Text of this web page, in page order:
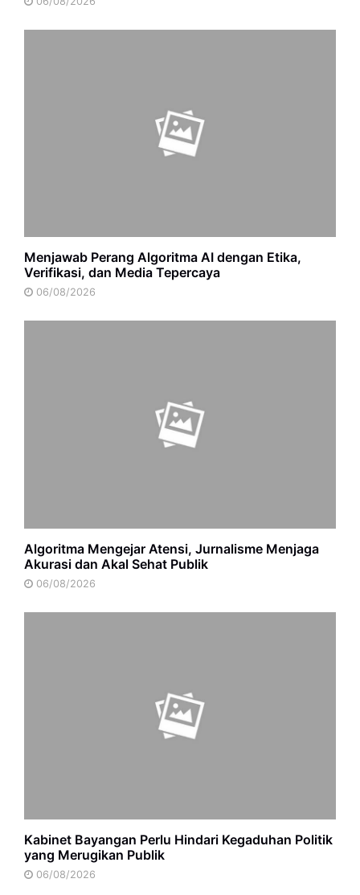
Menjawab Perang Algoritma AI dengan Etika,
Verifikasi, dan Media Tepercaya
06/08/2026
Algoritma Mengejar Atensi, Jurnalisme Menjaga
Akurasi dan Akal Sehat Publik
06/08/2026
Kabinet Bayangan Perlu Hindari Kegaduhan Politik
yang Merugikan Publik
06/08/2026